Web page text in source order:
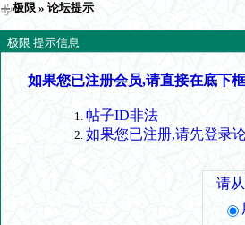
极限 » 论坛提示
极限 提示信息
如果您已注册会员,请直接在底下
帖子ID非法
如果您已注册,请先登录
请